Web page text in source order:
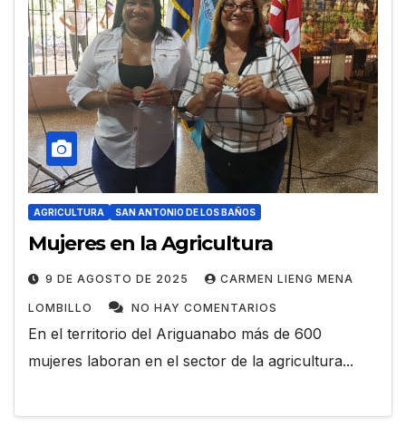
AGRICULTURA SAN ANTONIO DE LOS BAÑOS
Mujeres en la Agricultura
9 DE AGOSTO DE 2025 CARMEN LIENG MENA
LOMBILLO NO HAY COMENTARIOS
En el territorio del Ariguanabo más de 600
mujeres laboran en el sector de la agricultura...